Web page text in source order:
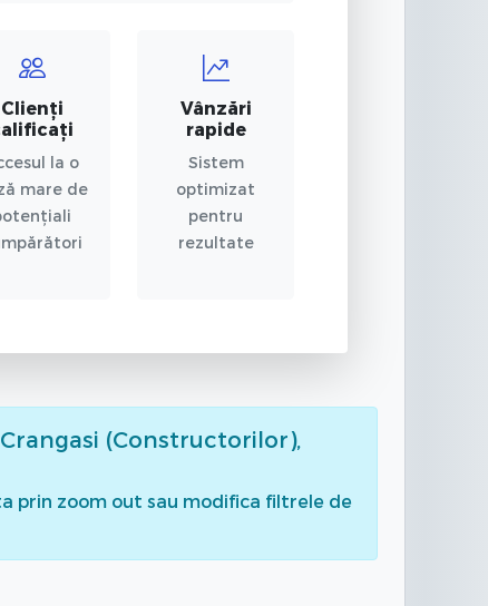
Clienți
la o
mare de
Vânzări
rapide
Sistem
optimizat
pentru
rezultate
(Constructorilor),
prin zoom out sau modifica filtrele de